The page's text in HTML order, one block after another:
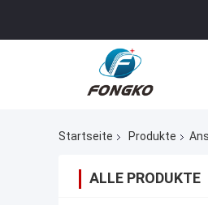
Startseite Produkte
ALLE PRODUKTE